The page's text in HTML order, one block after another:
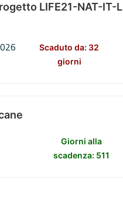
LIFE21-NAT-IT-
Scaduto da: 32
giorni
Giorni alla
scadenza: 511